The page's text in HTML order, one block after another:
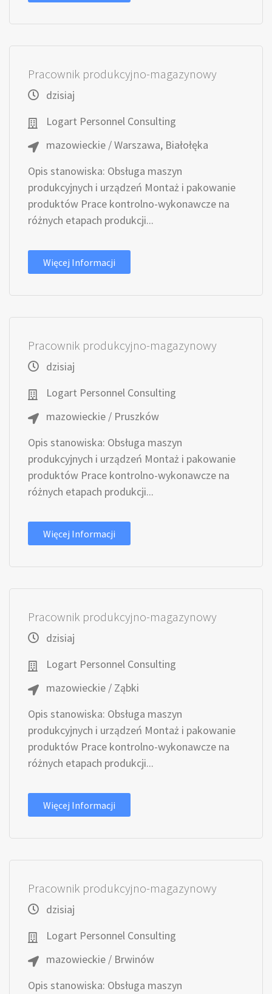
Pracownik produkcyjno-magazynowy
dzisiaj
Logart Personnel Consulting
mazowieckie / Warszawa, Białołęka
Opis stanowiska: Obsługa maszyn
produkcyjnych i urządzeń Montaż i pakowanie
produktów Prace kontrolno-wykonawcze na
różnych etapach produkcji...
Więcej Informacji
Pracownik produkcyjno-magazynowy
dzisiaj
Logart Personnel Consulting
mazowieckie / Pruszków
Opis stanowiska: Obsługa maszyn
produkcyjnych i urządzeń Montaż i pakowanie
produktów Prace kontrolno-wykonawcze na
różnych etapach produkcji...
Więcej Informacji
Pracownik produkcyjno-magazynowy
dzisiaj
Logart Personnel Consulting
mazowieckie / Ząbki
Opis stanowiska: Obsługa maszyn
produkcyjnych i urządzeń Montaż i pakowanie
produktów Prace kontrolno-wykonawcze na
różnych etapach produkcji...
Więcej Informacji
Pracownik produkcyjno-magazynowy
dzisiaj
Logart Personnel Consulting
mazowieckie / Brwinów
Opis stanowiska: Obsługa maszyn